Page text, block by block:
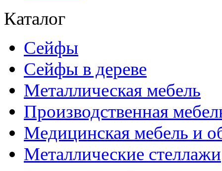
Каталог
Сейфы
Сейфы в дереве
Металлическая мебель
Производственная
Медицинская мебель и
Металлические стеллажи